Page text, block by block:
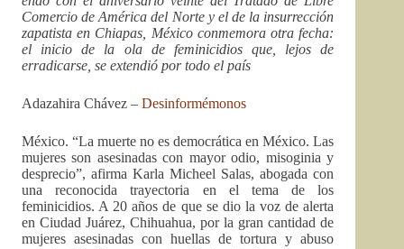
Comercio de América del Norte y el de la insurrección
zapatista en Chiapas, México conmemora otra fecha:
el inicio de la ola de feminicidios que, lejos de
erradicarse, se extendió por todo el país
Adazahira Chávez – Desinformémonos
México. “La muerte no es democrática en México. Las
mujeres son asesinadas con mayor odio, misoginia y
desprecio”, afirma Karla Micheel Salas, abogada con
una reconocida trayectoria en el tema de los
feminicidios. A 20 años de que se dio la voz de alerta
en Ciudad Juárez, Chihuahua, por la gran cantidad de
mujeres asesinadas con huellas de tortura y abuso